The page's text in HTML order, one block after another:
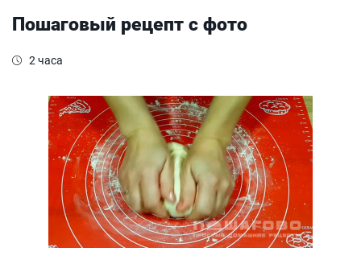
Пошаговый рецепт с фото
2 часа